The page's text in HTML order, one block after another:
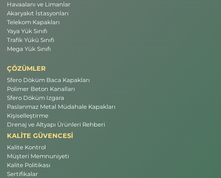
Havaalanı ve Limanlar
Akaryakıt İstasyonları
Telekom Kapakları
Yaya Yük Sınıfı
Trafik Yükü Sınıfı
Mega Yük Sınıfı
ÇÖZÜMLER
Sfero Döküm Baca Kapakları
Polimer Beton Kanalları
Sfero Döküm Izgara
Paslanmaz Metal Müdahale Kapakları
Kişiselleştirme
Drenaj ve Altyapı Ürünleri Rehberi
KALİTE GÜVENCESİ
Kalite Kontrol
Müşteri Memnuniyeti
Kalite Politikası
Sertifikalar